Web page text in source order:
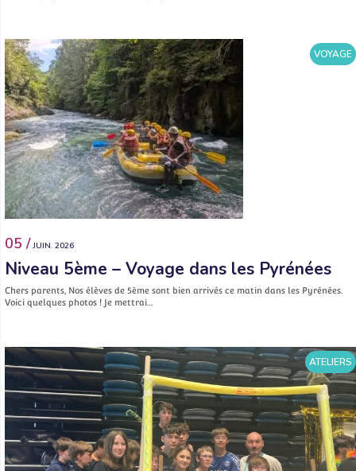
VOYAGE
05 / JUIN. 2026
Niveau 5ème – Voyage dans les Pyrénées
Chers parents, Nos élèves de 5ème sont bien arrivés ce matin dans les Pyrénées.
Voici quelques photos ! Je mettrai…
ATELIERS